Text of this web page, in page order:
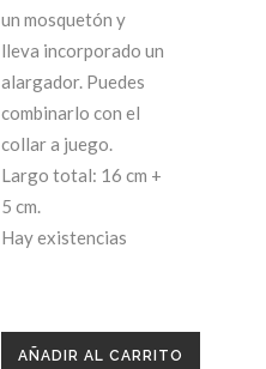
un mosquetón y
lleva incorporado un
alargador. Puedes
combinarlo con el
collar a juego.
Largo total: 16 cm +
5 cm.
Hay existencias
AÑADIR AL CARRITO